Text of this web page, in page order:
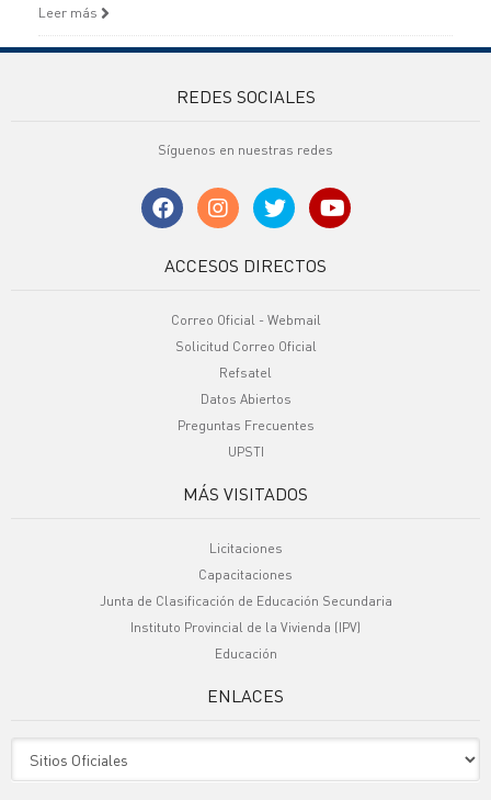
Leer más
REDES SOCIALES
Síguenos en nuestras redes
ACCESOS DIRECTOS
Correo Oficial - Webmail
Solicitud Correo Oficial
Refsatel
Datos Abiertos
Preguntas Frecuentes
UPSTI
MÁS VISITADOS
Licitaciones
Capacitaciones
Junta de Clasificación de Educación Secundaria
Instituto Provincial de la Vivienda (IPV)
Educación
ENLACES